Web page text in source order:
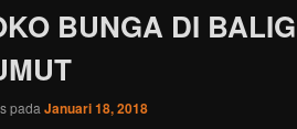
BUNGA DI
pada Januari 18, 2018